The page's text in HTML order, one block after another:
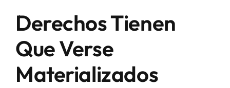
Derechos Tienen
Que Verse
Materializados